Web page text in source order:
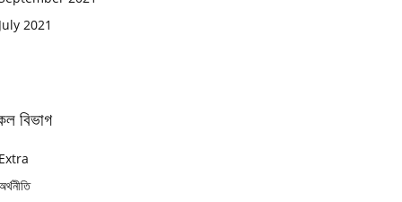
2021
বিভাগ